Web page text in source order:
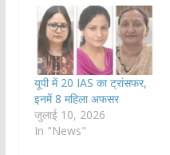
यूपी में 20 IAS का ट्रांसफर,
इनमें 8 महिला अफसर
जुलाई 10, 2026
In "News"